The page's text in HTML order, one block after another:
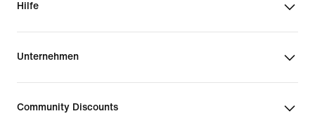
Hilfe
Unternehmen
Community Discounts